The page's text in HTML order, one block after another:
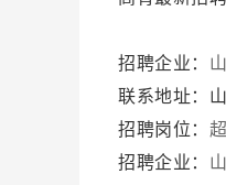
招聘企业：
联系地址：
招聘岗位：
招聘企业：